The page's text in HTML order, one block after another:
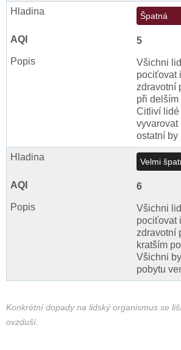
Špatná
5
Všichni
pociťovat
zdravotní
při delším
Citliví lidé
vyvarovat
ostatní by
Velmi
6
Všichni
pociťovat
zdravotní
kratším
Všichni
pobytu
Konkrétní dopady na lidský organismus se
ovzduší.